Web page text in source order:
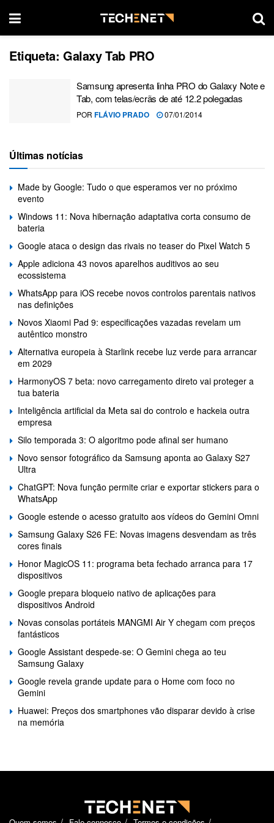
Etiqueta: Galaxy Tab PRO
Samsung apresenta linha PRO do Galaxy Note e
Tab, com telas/ecrãs de até 12.2 polegadas
POR FLÁVIO PRADO 07/01/2014
Últimas notícias
Made by Google: Tudo o que esperamos ver no próximo
evento
Windows 11: Nova hibernação adaptativa corta consumo de
bateria
Google ataca o design das rivais no teaser do Pixel Watch 5
Apple adiciona 43 novos aparelhos auditivos ao seu
ecossistema
WhatsApp para iOS recebe novos controlos parentais nativos
nas definições
Novos Xiaomi Pad 9: especificações vazadas revelam um
autêntico monstro
Alternativa europeia à Starlink recebe luz verde para arrancar
em 2029
HarmonyOS 7 beta: novo carregamento direto vai proteger a
tua bateria
Inteligência artificial da Meta sai do controlo e hackeia outra
empresa
Silo temporada 3: O algoritmo pode afinal ser humano
Novo sensor fotográfico da Samsung aponta ao Galaxy S27
Ultra
ChatGPT: Nova função permite criar e exportar stickers para o
WhatsApp
Google estende o acesso gratuito aos vídeos do Gemini Omni
Samsung Galaxy S26 FE: Novas imagens desvendam as três
cores finais
Honor MagicOS 11: programa beta fechado arranca para 17
dispositivos
Google prepara bloqueio nativo de aplicações para
dispositivos Android
Novas consolas portáteis MANGMI Air Y chegam com preços
fantásticos
Google Assistant despede-se: O Gemini chega ao teu
Samsung Galaxy
Google revela grande update para o Home com foco no
Gemini
Huawei: Preços dos smartphones vão disparar devido à crise
na memória